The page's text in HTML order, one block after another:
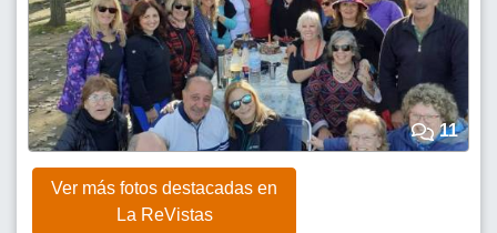
11
Ver más fotos destacadas en
La ReVistas